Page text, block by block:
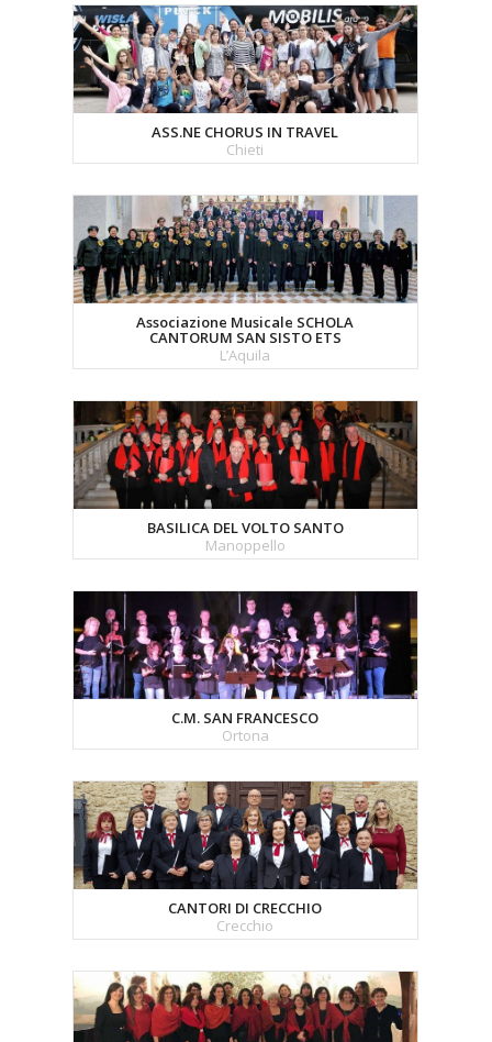
ASS.NE CHORUS IN TRAVEL
Chieti
Associazione Musicale SCHOLA
CANTORUM SAN SISTO ETS
L’Aquila
BASILICA DEL VOLTO SANTO
Manoppello
C.M. SAN FRANCESCO
Ortona
CANTORI DI CRECCHIO
Crecchio